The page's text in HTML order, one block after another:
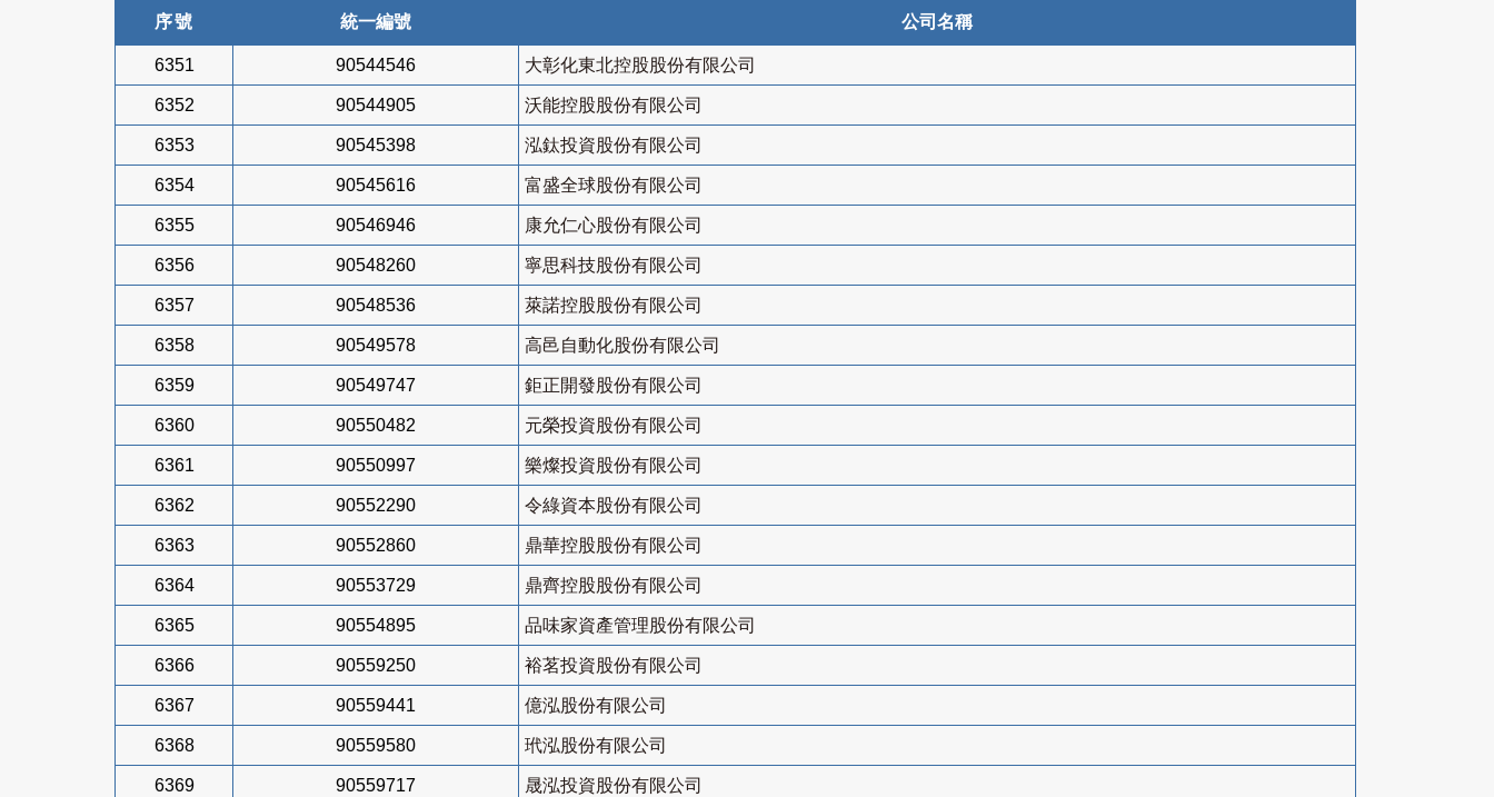
序號 統一編號 公司名稱
6351 90544546 大彰化東北控股股份有限公司
6352 90544905 沃能控股股份有限公司
6353 90545398 泓鈦投資股份有限公司
6354 90545616 富盛全球股份有限公司
6355 90546946 康允仁心股份有限公司
6356 90548260 寧思科技股份有限公司
6357 90548536 萊諾控股股份有限公司
6358 90549578 高邑自動化股份有限公司
6359 90549747 鉅正開發股份有限公司
6360 90550482 元榮投資股份有限公司
6361 90550997 樂燦投資股份有限公司
6362 90552290 令綠資本股份有限公司
6363 90552860 鼎華控股股份有限公司
6364 90553729 鼎齊控股股份有限公司
6365 90554895 品味家資產管理股份有限公司
6366 90559250 裕茗投資股份有限公司
6367 90559441 億泓股份有限公司
6368 90559580 玳泓股份有限公司
6369 90559717 晟泓投資股份有限公司